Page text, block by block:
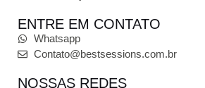
ENTRE EM CONTATO
Whatsapp
Contato@bestsessions.com.br
NOSSAS REDES